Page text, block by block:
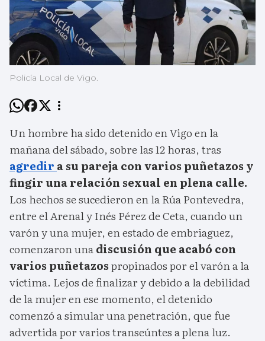
Policía Local de Vigo.
Un hombre ha sido detenido en Vigo en la
mañana del sábado, sobre las 12 horas, tras
agredir a su pareja con varios puñetazos y
fingir una relación sexual en plena calle.
Los hechos se sucedieron en la Rúa Pontevedra,
entre el Arenal y Inés Pérez de Ceta, cuando un
varón y una mujer, en estado de embriaguez,
comenzaron unadiscusión que acabó con
varios puñetazospropinados por el varón a la
víctima. Lejos de finalizar y debido a la debilidad
de la mujer en ese momento, el detenido
comenzó a simular una penetración, que fue
advertida por varios transeúntes a plena luz.